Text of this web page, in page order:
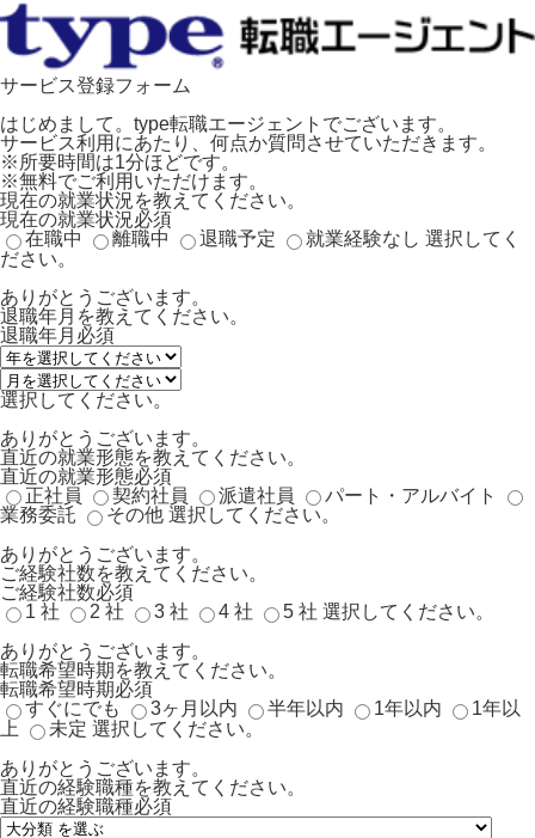
サービス登録フォーム
はじめまして。type転職エージェントでございます。
サービス利用にあたり、何点か質問させていただきます。
※所要時間は1分ほどです。
※無料でご利用いただけます。
現在の就業状況を教えてください。
現在の就業状況必須
在職中
離職中 退職予定 就業経験なし 選択してく
ださい。
ありがとうございます。
退職年月を教えてください。
退職年月 必須
選択してください。
ありがとうございます。
直近の就業形態を教えてください。
直近の就業形態必須
正社員
契約社員 派遣社員
パート・アルバイト
業務委託
その他 選択してください。
ありがとうございます。
ご経験社数を教えてください。
ご経験社数必須
1 社
2 社 3 社 4 社 5 社 選択してください。
ありがとうございます。
転職希望時期を教えてください。
転職希望時期必須
すぐにでも
3ヶ月以内 半年以内 1年以内
1年以
上
未定 選択してください。
ありがとうございます。
直近の経験職種を教えてください。
直近の経験職種必須